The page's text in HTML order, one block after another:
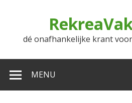
dé onafhankelijke krant
MENU